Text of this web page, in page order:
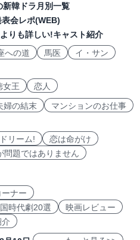
新韓ドラ月別一覧
会レポ(WEB)
りも詳しい!キャスト紹介
への道 馬医
イ・サン
女王 恋人
婦の結末
マンションのお仕事
リーム!
恋は命がけ
問題ではありません
ナー
時代劇20選
映画レビュー